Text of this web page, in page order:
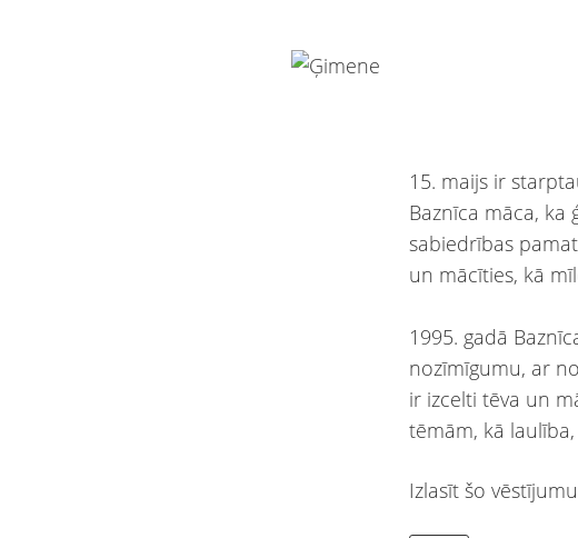
15. maijs ir
Baznīca māca, ka
sabiedrības
un mācīties, kā
1995. gadā
nozīmīgumu, ar
ir izcelti tēva un
tēmām, kā
Izlasīt šo